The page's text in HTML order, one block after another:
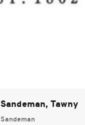
Sandeman, Tawny
Sandeman